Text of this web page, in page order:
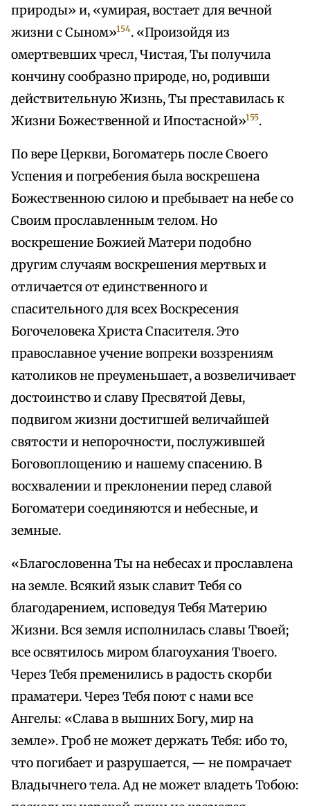
природы» и, «умирая, востает для вечной
жизни с Сыном»154. «Произойдя из
омертвевших чресл, Чистая, Ты получила
кончину сообразно природе, но, родивши
действительную Жизнь, Ты преставилась к
Жизни Божественной и Ипостасной»155.
По вере Церкви, Богоматерь после Своего
Успения и погребения была воскрешена
Божественною силою и пребывает на небе со
Своим прославленным телом. Но
воскрешение Божией Матери подобно
другим случаям воскрешения мертвых и
отличается от единственного и
спасительного для всех Воскресения
Богочеловека Христа Спасителя. Это
православное учение вопреки воззрениям
католиков не преуменьшает, а возвеличивает
достоинство и славу Пресвятой Девы,
подвигом жизни достигшей величайшей
святости и непорочности, послужившей
Боговоплощению и нашему спасению. В
восхвалении и преклонении перед славой
Богоматери соединяются и небесные, и
земные.
«Благословенна Ты на небесах и прославлена
на земле. Всякий язык славит Тебя со
благодарением, исповедуя Тебя Материю
Жизни. Вся земля исполнилась славы Твоей;
все освятилось миром благоухания Твоего.
Через Тебя пременились в радость скорби
праматери. Через Тебя поют с нами все
Ангелы: «Слава в вышних Богу, мир на
земле». Гроб не может держать Тебя: ибо то,
что погибает и разрушается, — не помрачает
Владычнего тела. Ад не может владеть Тобою: